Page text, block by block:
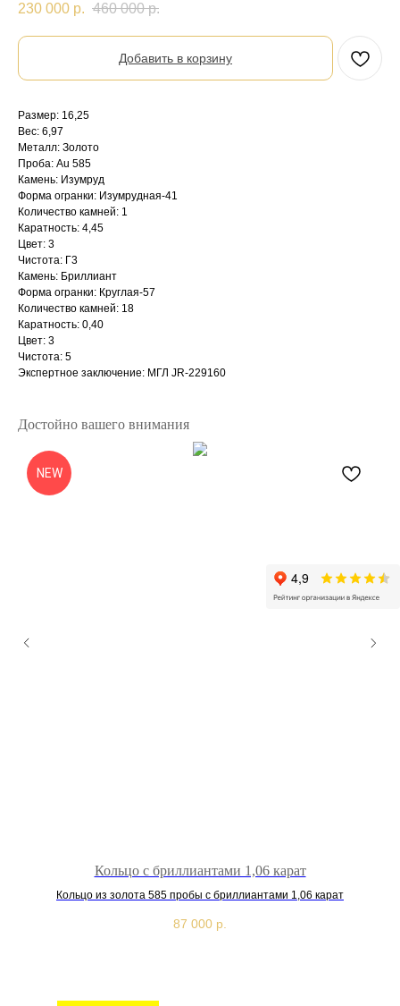
230 000 р. 460 000 р.
Добавить в корзину
Размер: 16,25
Вес: 6,97
Металл: Золото
Проба: Au 585
Камень: Изумруд
Форма огранки: Изумрудная-41
Количество камней: 1
Каратность: 4,45
Цвет: 3
Чистота: Г3
Камень: Бриллиант
Форма огранки: Круглая-57
Количество камней: 18
Каратность: 0,40
Цвет: 3
Чистота: 5
Экспертное заключение: МГЛ JR-229160
Достойно вашего внимания
NEW
Кольцо с бриллиантами 1,06 карат
Кольцо из золота 585 пробы с бриллиантами 1,06 карат
87 000 р.